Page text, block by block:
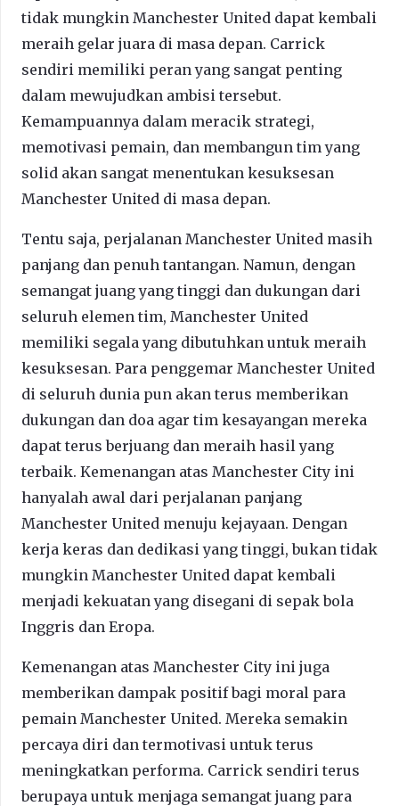
tidak mungkin Manchester United dapat kembali
meraih gelar juara di masa depan. Carrick
sendiri memiliki peran yang sangat penting
dalam mewujudkan ambisi tersebut.
Kemampuannya dalam meracik strategi,
memotivasi pemain, dan membangun tim yang
solid akan sangat menentukan kesuksesan
Manchester United di masa depan.
Tentu saja, perjalanan Manchester United masih
panjang dan penuh tantangan. Namun, dengan
semangat juang yang tinggi dan dukungan dari
seluruh elemen tim, Manchester United
memiliki segala yang dibutuhkan untuk meraih
kesuksesan. Para penggemar Manchester United
di seluruh dunia pun akan terus memberikan
dukungan dan doa agar tim kesayangan mereka
dapat terus berjuang dan meraih hasil yang
terbaik. Kemenangan atas Manchester City ini
hanyalah awal dari perjalanan panjang
Manchester United menuju kejayaan. Dengan
kerja keras dan dedikasi yang tinggi, bukan tidak
mungkin Manchester United dapat kembali
menjadi kekuatan yang disegani di sepak bola
Inggris dan Eropa.
Kemenangan atas Manchester City ini juga
memberikan dampak positif bagi moral para
pemain Manchester United. Mereka semakin
percaya diri dan termotivasi untuk terus
meningkatkan performa. Carrick sendiri terus
berupaya untuk menjaga semangat juang para